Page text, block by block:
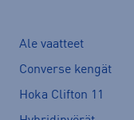
Ale vaatteet
Converse kengät
Hoka Clifton 11